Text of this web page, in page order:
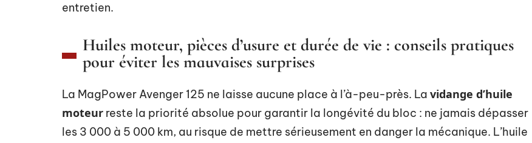
entretien.
Huiles moteur, pièces d’usure et durée de vie : conseils pratiques
pour éviter les mauvaises surprises
La MagPower Avenger 125 ne laisse aucune place à l’à-peu-près. La vidange d’huile
moteur reste la priorité absolue pour garantir la longévité du bloc : ne jamais dépasser
les 3 000 à 5 000 km, au risque de mettre sérieusement en danger la mécanique. L’huile